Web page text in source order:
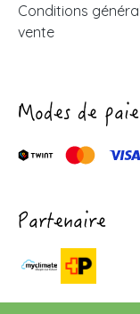
Conditions
vente
Modes de
Partenaire